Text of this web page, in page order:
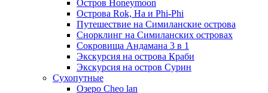
Остров Honeymoon
Острова Rok, Ha и Phi-Phi
Путешествие на Симиланские острова
Снорклинг на Симиланских островах
Сокровища Андамана 3 в 1
Экскурсия на острова Краби
Экскурсия на остров Сурин
Сухопутные
Озеро Cheo lan